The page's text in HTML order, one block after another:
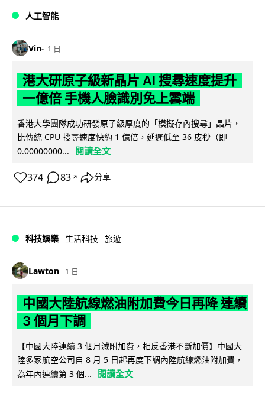
人工智能
Vin 1 日
港大研原子級新晶片 AI 搜尋速度提升
一億倍 手機人臉識別免上雲端
香港大學團隊成功研發原子級厚度的「模擬存內搜尋」晶片，
比傳統 CPU 搜尋速度快約 1 億倍，延遲低至 36 皮秒（即
0.00000000...
閱讀全文
374 83 ↗ 分享
科技娛樂 生活科技 旅遊
Lawton 1 日
中國大陸航線燃油附加費今日再降 連續
3 個月下調
【中國大陸連續 3 個月減附加費，相反香港不斷加價】中國大
陸多家航空公司自 8 月 5 日起再度下調內陸航線燃油附加費，
為年內連續第 3 個...
閱讀全文